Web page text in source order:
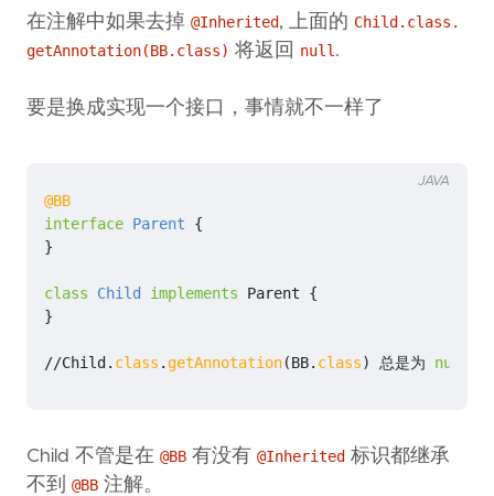
在注解中如果去掉 @Inherited, 上面的 Child.class.
getAnnotation(BB.class) 将返回 null.
要是换成实现一个接口，事情就不一样了
@BB
interface Parent
{
}
class Child implements Parent
{
}
//Child . class .getAnnotation(BB. class) 总是为 null
JAVA
Child 不管是在 @BB 有没有 @Inherited 标识都继承
不到 @BB 注解。